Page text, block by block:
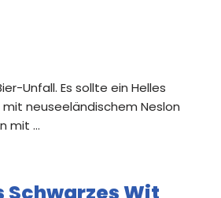
Unfall. Es sollte ein Helles
neuseeländischem Neslon
mit …